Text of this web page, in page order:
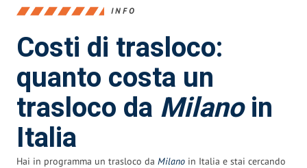
INFO
Costi di trasloco:
quanto costa un
trasloco da Milanoin
Italia
Hai in programma un trasloco da Milano in Italia e stai cercando